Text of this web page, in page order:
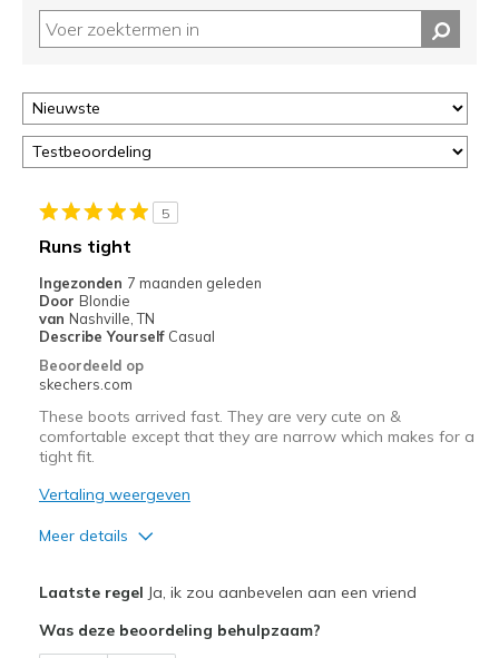
van
controleren
op
deze
page
door
href="javascript:location.href=location.pathname;">hier</a>
de
page
met
migratiegeschiedenis
van
page_id
bezoeken.
5
Runs tight
Ingezonden 7 maanden geleden
Door Blondie
van Nashville, TN
Describe Yourself Casual
Beoordeeld op
skechers.com
These boots arrived fast. They are very cute on &
comfortable except that they are narrow which makes for a
tight fit.
Vertaling weergeven
Meer details
Breathe Well
Laatste regel Ja, ik zou aanbevelen aan een vriend
Was deze beoordeling behulpzaam?